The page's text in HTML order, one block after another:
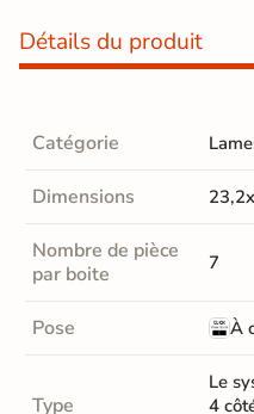
Détails du produit
Catégorie
Dimensions
Nombre de pièce
par boite
7
Pose À
Type
Le
4